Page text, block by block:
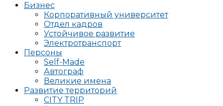
Бизнес
Корпоративный университет
Отдел кадров
Устойчивое развитие
Электротранспорт
Персоны
Self-Made
Автограф
Великие имена
Развитие территорий
CITY TRIP